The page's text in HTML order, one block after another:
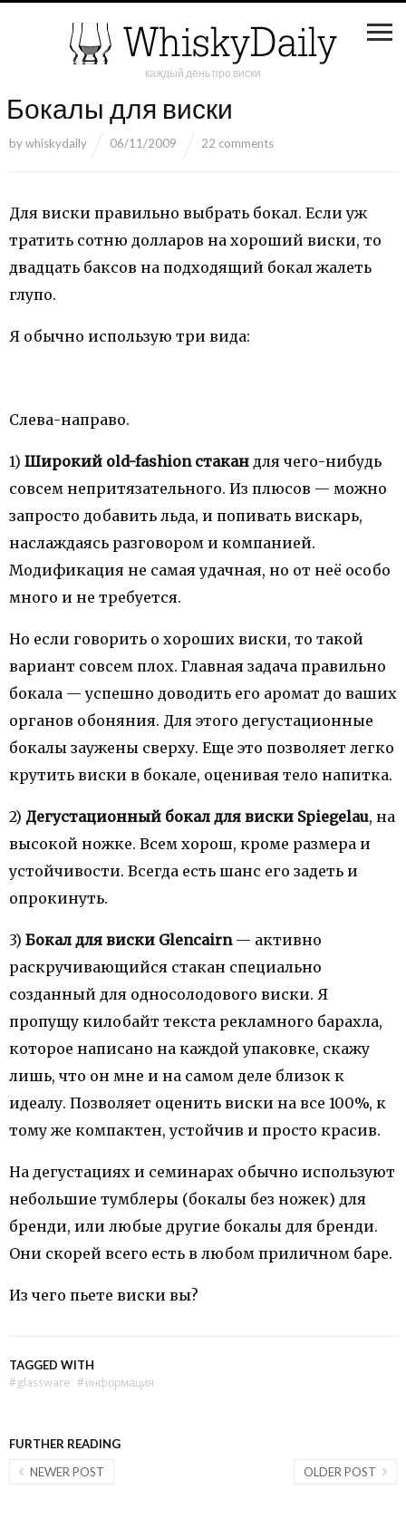
каждый день про виски
Бокалы для виски
bywhiskydaily 06/11/2009 22 comments
Для виски правильно выбрать бокал. Если уж
тратить сотню долларов на хороший виски, то
двадцать баксов на подходящий бокал жалеть
глупо.
Я обычно использую три вида:
Слева-направо.
1) Широкий old-fashion стакан для чего-нибудь
совсем непритязательного. Из плюсов — можно
запросто добавить льда, и попивать вискарь,
наслаждаясь разговором и компанией.
Модификация не самая удачная, но от неё особо
много и не требуется.
Но если говорить о хороших виски, то такой
вариант совсем плох. Главная задача правильно
бокала — успешно доводить его аромат до ваших
органов обоняния. Для этого дегустационные
бокалы заужены сверху. Еще это позволяет легко
крутить виски в бокале, оценивая тело напитка.
2) Дегустационный бокал для виски Spiegelau, на
высокой ножке. Всем хорош, кроме размера и
устойчивости. Всегда есть шанс его задеть и
опрокинуть.
3) Бокал для виски Glencairn— активно
раскручивающийся стакан специально
созданный для односолодового виски. Я
пропущу килобайт текста рекламного барахла,
которое написано на каждой упаковке, скажу
лишь, что он мне и на самом деле близок к
идеалу. Позволяет оценить виски на все 100%, к
тому же компактен, устойчив и просто красив.
На дегустациях и семинарах обычно используют
небольшие тумблеры (бокалы без ножек) для
бренди, или любые другие бокалы для бренди.
Они скорей всего есть в любом приличном баре.
Из чего пьете виски вы?
TAGGED WITH
#glassware #информация
FURTHER READING
OLDER POST
NEWER POST